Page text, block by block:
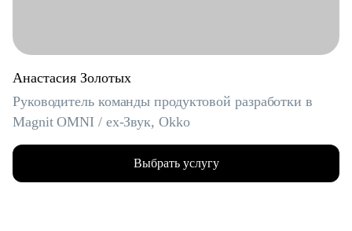
Анастасия Золотых
Руководитель команды продуктовой разработки в
Magnit OMNI / ex-Звук, Okko
Выбрать услугу